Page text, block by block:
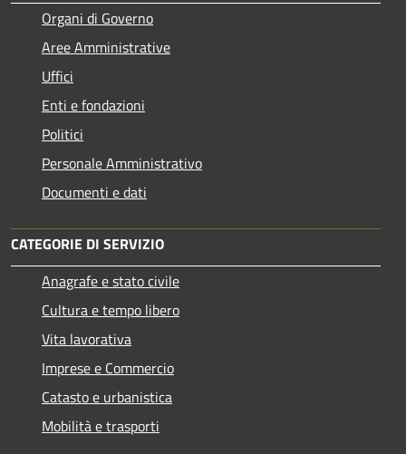
Organi di Governo
Aree Amministrative
Uffici
Enti e fondazioni
Politici
Personale Amministrativo
Documenti e dati
CATEGORIE DI SERVIZIO
Anagrafe e stato civile
Cultura e tempo libero
Vita lavorativa
Imprese e Commercio
Catasto e urbanistica
Mobilità e trasporti